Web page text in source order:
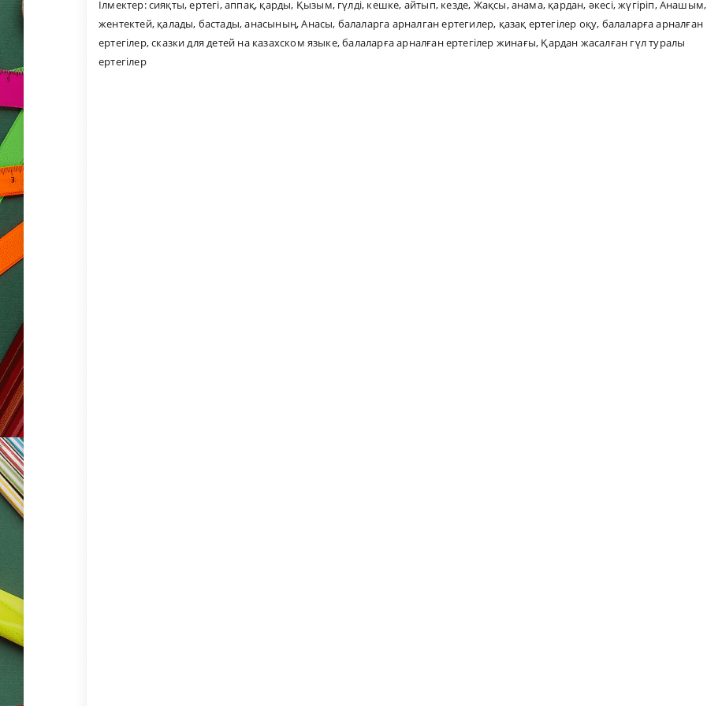
Ілмектер:сияқты,ертегі,аппақ, қарды, Қызым, гүлді, кешке, айтып, кезде, Жақсы,анама, қардан, әкесі,жүгіріп,Анашым,
жентектей, қалады, бастады,анасының,Анасы, балаларга арналган ертегилер, қазақ ертегілер оқу, балаларға арналған
ертегілер,сказки для детей на казахском языке,балаларға арналған ертегілер жинағы, Қардан жасалған гүл туралы
ертегілер